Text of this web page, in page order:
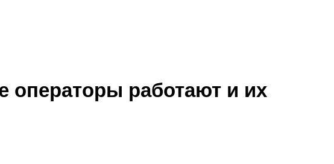
операторы работают и их